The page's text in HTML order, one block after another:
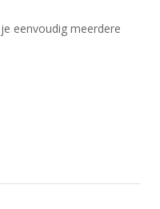
eenvoudig meerdere